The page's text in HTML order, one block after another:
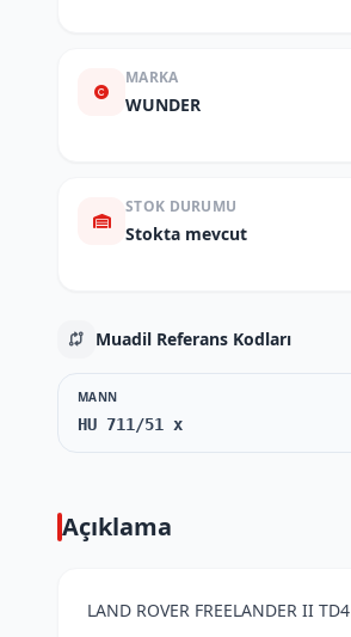
MARKA
WUNDER
STOK DURUMU
Stokta mevcut
Muadil Referans Kodları
MANN
HU 711/51 x
Açıklama
LAND ROVER FREELANDER II TD4